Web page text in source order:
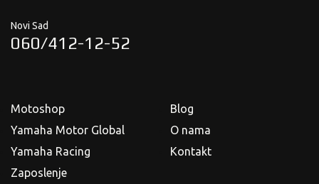
Novi Sad
060/412-12-52
Motoshop
Yamaha Motor Global
Yamaha Racing
Zaposlenje
Blog
O nama
Kontakt